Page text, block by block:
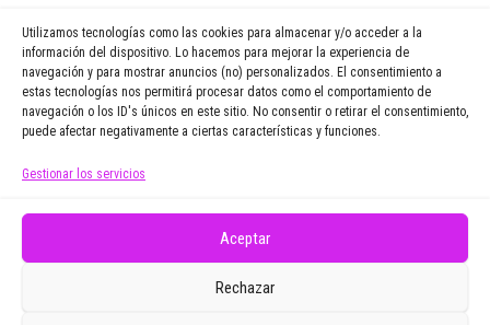
Utilizamos tecnologías como las cookies para almacenar y/o acceder a la
información del dispositivo. Lo hacemos para mejorar la experiencia de
navegación y para mostrar anuncios (no) personalizados. El consentimiento a
estas tecnologías nos permitirá procesar datos como el comportamiento de
navegación o los ID's únicos en este sitio. No consentir o retirar el consentimiento,
puede afectar negativamente a ciertas características y funciones.
Gestionar los servicios
Aceptar
Rechazar
Email Address
electrónicos promocionales de Zoomdestinos.es